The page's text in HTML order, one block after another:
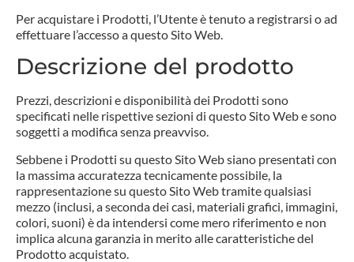
Per acquistare i Prodotti, l’Utente è tenuto a registrarsi o ad
effettuare l’accesso a questo Sito Web.
Descrizione del prodotto
Prezzi, descrizioni e disponibilità dei Prodotti sono
specificati nelle rispettive sezioni di questo Sito Web e sono
soggetti a modifica senza preavviso.
Sebbene i Prodotti su questo Sito Web siano presentati con
la massima accuratezza tecnicamente possibile, la
rappresentazione su questo Sito Web tramite qualsiasi
mezzo (inclusi, a seconda dei casi, materiali grafici, immagini,
colori, suoni) è da intendersi come mero riferimento e non
implica alcuna garanzia in merito alle caratteristiche del
Prodotto acquistato.